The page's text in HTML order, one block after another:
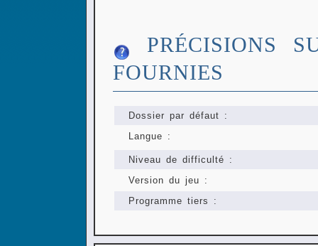
PRÉCISIONS
FOURNIES
Dossier par défaut :
Langue :
Niveau de difficulté :
Version du jeu :
Programme tiers :